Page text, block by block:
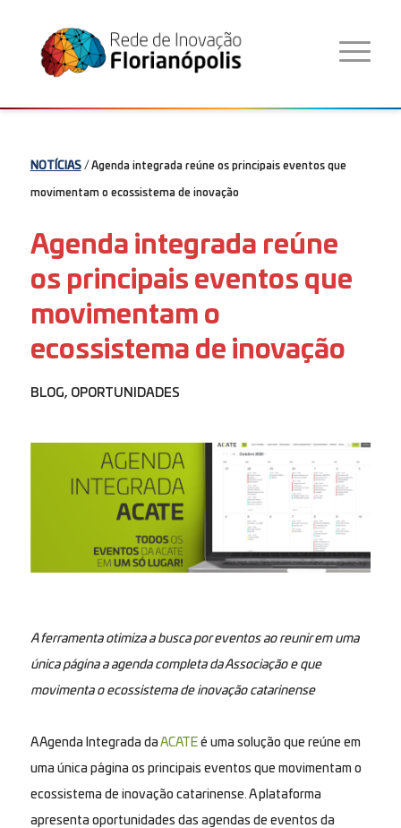
NOTÍCIAS/ Agenda integrada reúne os principais eventos que
movimentam o ecossistema de inovação
Agenda integrada reúne
os principais eventos que
movimentam o
ecossistema de inovação
BLOG, OPORTUNIDADES
A ferramenta otimiza a busca por eventos ao reunir em uma
única página a agenda completa da Associação e que
movimenta o ecossistema de inovação catarinense
A Agenda Integrada da ACATEé uma solução que reúne em
uma única página os principais eventos que movimentam o
ecossistema de inovação catarinense. A plataforma
apresenta oportunidades das agendas de eventos da